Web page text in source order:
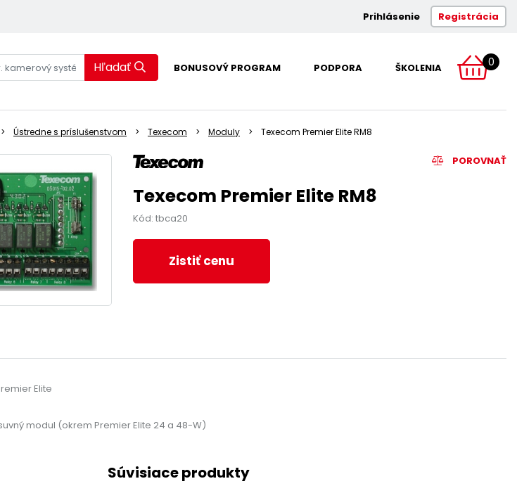
Prihlásenie Registrácia
Hľadať BONUSOVÝ PROGRAM PODPORA ŠKOLENIA 0
Ústredne s príslušenstvom Texecom Moduly Texecom Premier Elite RM8
POROVNAŤ
Texecom Premier Elite RM8
Kód: tbca20
Zistiť cenu
Elite
modul (okrem Premier Elite 24 a 48-W)
Súvisiace produkty